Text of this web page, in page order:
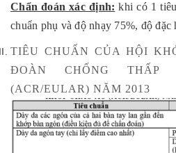
Chẩn đoán xác định: khi có 1
chuẩn phụ và độ nhạy 75%, độ đặc
TIÊU CHUẨN CỦA HỘI
ĐOÀN CHỐNG THẤP
(ACR/EULAR) NĂM 2013